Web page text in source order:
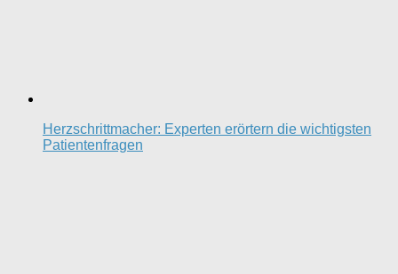
Herzschrittmacher: Experten erörtern die wichtigsten
Patientenfragen